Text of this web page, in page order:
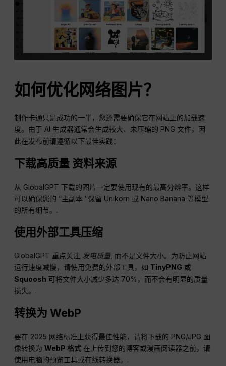
如何优化网络图片？
制作卡通只是成功的一半，您还需要确保它在网站上的加载速
度。由于 AI 生成器通常会生成较大、未压缩的 PNG 文件，因
此在发布前请遵循以下最佳实践：
下载高质量 资料来源
从 GlobalGPT 下载的图片一定要使用现有的最高分辨率。这样
可以确保您的 “主副本 ”保留 Unikorn 或 Nano Banana 等模型
的所有细节。.
使用外部工具压缩
GlobalGPT 重点关注 发电质量, 而不是文件大小。为防止网站
运行速度减慢，请使用免费的外部工具，如 TinyPNG 或
Squoosh 可将文件大小减少多达 70%，而不会有明显的质量
损失。.
转换为WebP
要在 2025 网络标准上获得最佳性能，请将下载的 PNG/JPG 图
像转换为WebP 格式 在上传到您的博客或漫画阅读器之前，请
使用电脑的预览工具或在线转换器。.